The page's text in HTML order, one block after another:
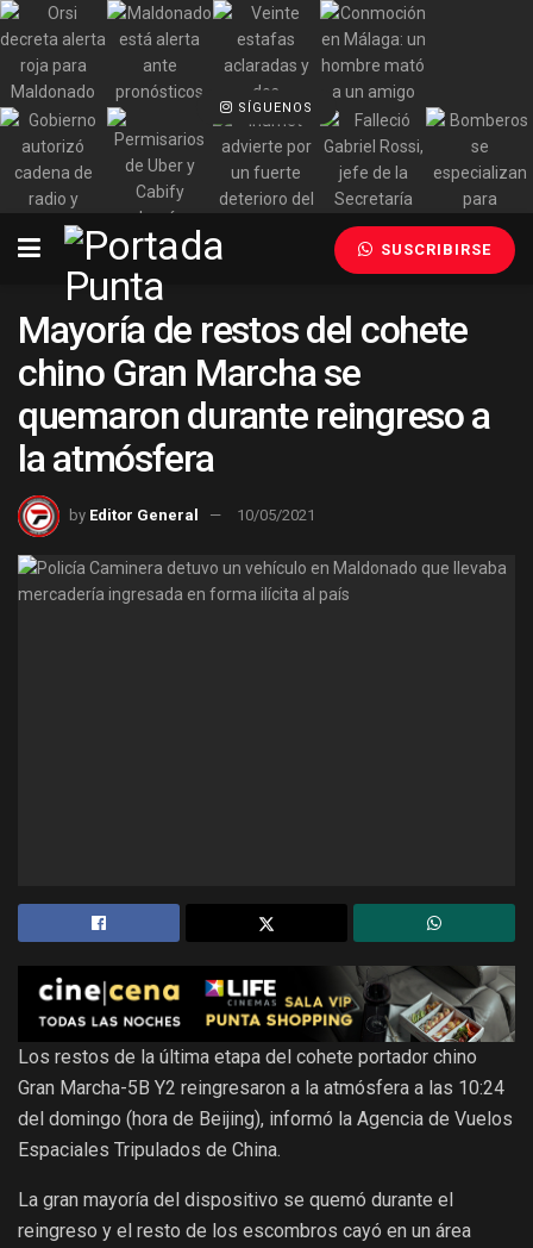
SÍGUENOS
SUSCRIBIRSE
Mayoría de restos del cohete
chino Gran Marcha se
quemaron durante reingreso a
la atmósfera
by Editor General 10/05/2021
Los restos de la última etapa del cohete portador chino
Gran Marcha-5B Y2 reingresaron a la atmósfera a las 10:24
del domingo (hora de Beijing), informó la Agencia de Vuelos
Espaciales Tripulados de China.
La gran mayoría del dispositivo se quemó durante el
reingreso y el resto de los escombros cayó en un área